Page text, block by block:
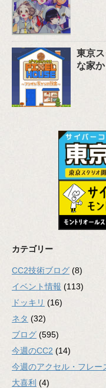
東京
な家
カテゴリー
CC2技術ブログ (8)
イベント情報 (113)
ドッキリ (16)
ネタ (32)
ブログ (595)
今週のCC2 (14)
今週のアクセル・フレー
大喜利 (4)